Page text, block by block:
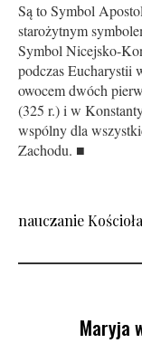
Są to Symbol
starożytnym
Symbol Nicejsko-
podczas Eucharystii
owocem dwóch
(325 r.) i w
wspólny dla
Zachodu. ■
nauczanie Kościoła
Maryja